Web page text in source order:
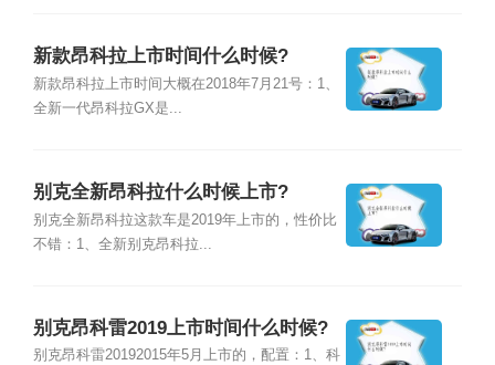
新款昂科拉上市时间什么时候?
新款昂科拉上市时间大概在2018年7月21号：1、
全新一代昂科拉GX是...
别克全新昂科拉什么时候上市?
别克全新昂科拉这款车是2019年上市的，性价比
不错：1、全新别克昂科拉...
别克昂科雷2019上市时间什么时候?
别克昂科雷20192015年5月上市的，配置：1、科